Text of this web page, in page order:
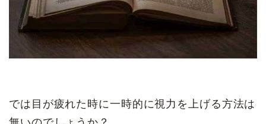
では目が疲れた時に一時的に視力を上げる方法は